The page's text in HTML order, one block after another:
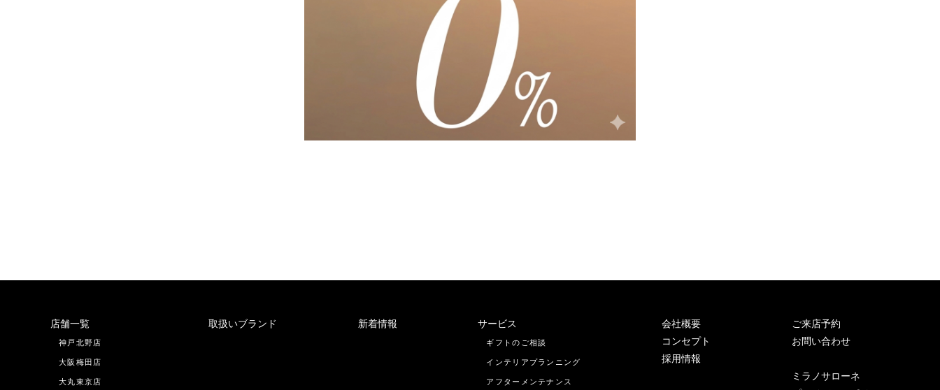
店舗一覧
神戸北野店
大阪梅田店
大丸東京店
取扱いブランド 新着情報 サービス
ギフトのご相談
インテリアプランニング
アフターメンテナンス
会社概要
コンセプト
採用情報
ご来店予約
お問い合わせ
ミラノサローネ